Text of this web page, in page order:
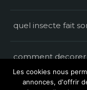
quel insecte fait
comment decorer
comment habiller
Les cookies nous
annonces, d'offrir